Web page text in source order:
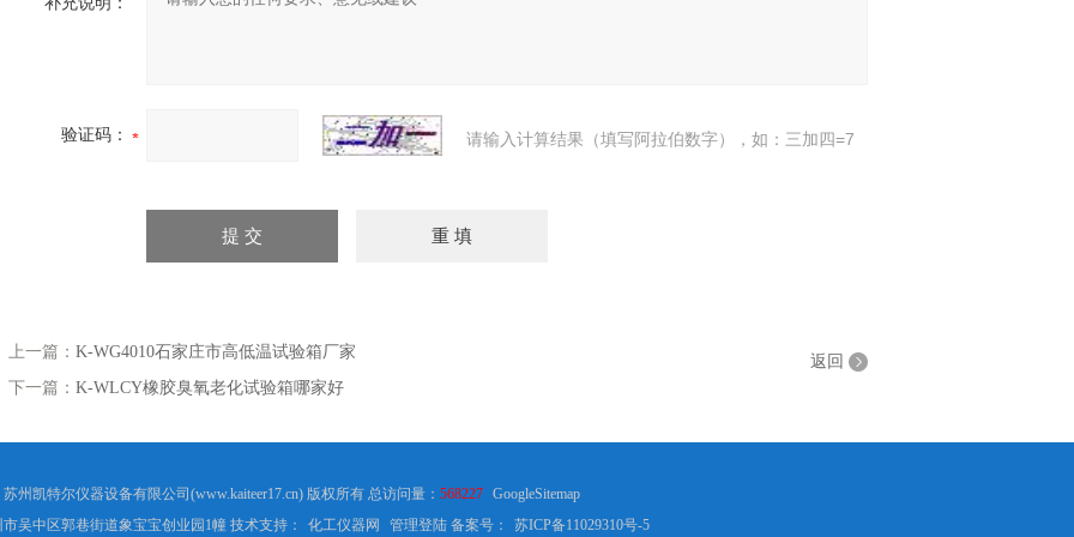
验证码： 请输入计算结果（填写阿拉伯数字），如：三加四=7
上一篇： K-WG4010石家庄市高低温试验箱厂家
下一篇： K-WLCY橡胶臭氧老化试验箱哪家好
返回
州凯特尔仪器设备有限公司(www.kaiteer17.cn) 版权所有 总访问量： 568227 GoogleSitemap
吴中区郭巷街道象宝宝创业园1幢 技术支持：
化工仪器网 管理登陆备案号： 苏ICP备11029310号-5